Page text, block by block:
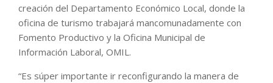
creación del Departamento Económico Local, donde la
oficina de turismo trabajará mancomunadamente con
Fomento Productivo y la Oficina Municipal de
Información Laboral, OMIL.
“Es súper importante ir reconfigurando la manera de